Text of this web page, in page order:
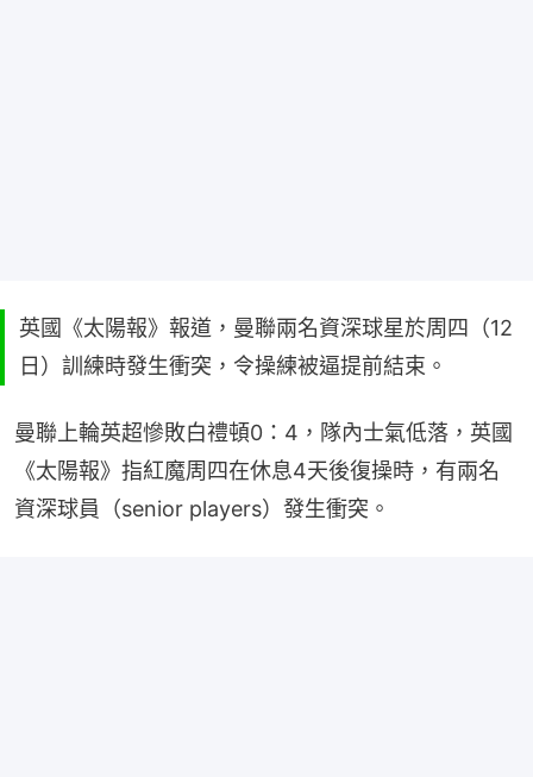
英國《太陽報》報道，曼聯兩名資深球星於周四（12
日）訓練時發生衝突，令操練被逼提前結束。
曼聯上輪英超慘敗白禮頓0：4，隊內士氣低落，英國
《太陽報》指紅魔周四在休息4天後復操時，有兩名
資深球員（senior players）發生衝突。